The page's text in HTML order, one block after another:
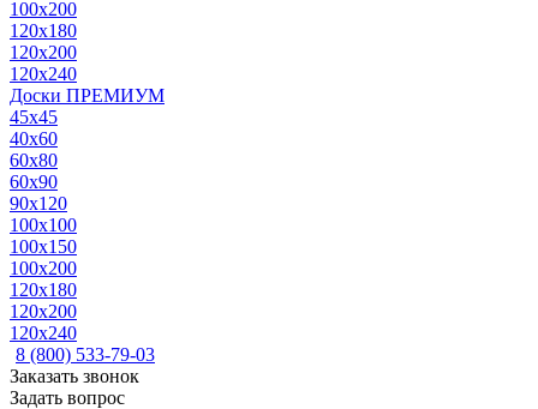
100x200
120x180
120x200
120x240
Доски ПРЕМИУМ
45x45
40x60
60x80
60x90
90x120
100x100
100x150
100x200
120x180
120x200
120x240
8 (800) 533-79-03
Заказать звонок
Задать вопрос